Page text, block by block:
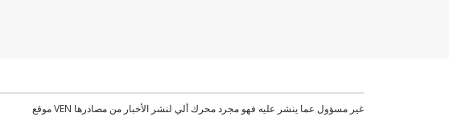
موقع VEN غير مسؤول عما ينشر عليه فهو مجرد محرك ألي لنشر الأخبار من مصادرها